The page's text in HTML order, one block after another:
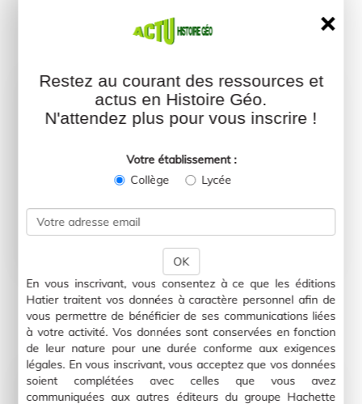
Le Royaume-Uni
Télecharger
❌
Restez au courant des ressources et
actus en Histoire Géo.
N'attendez plus pour vous inscrire !
Votre établissement :
Collège
Lycée
OK
En vous inscrivant, vous consentez à ce que les éditions
Hatier traitent vos données à caractère personnel afin de
vous permettre de bénéficier de ses communications liées
à votre activité. Vos données sont conservées en fonction
de leur nature pour une durée conforme aux exigences
légales. En vous inscrivant, vous acceptez que vos données
soient complétées avec celles que vous avez
communiquées aux autres éditeurs du groupe Hachette